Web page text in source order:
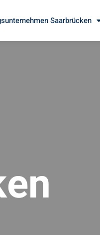
Saarbrücken